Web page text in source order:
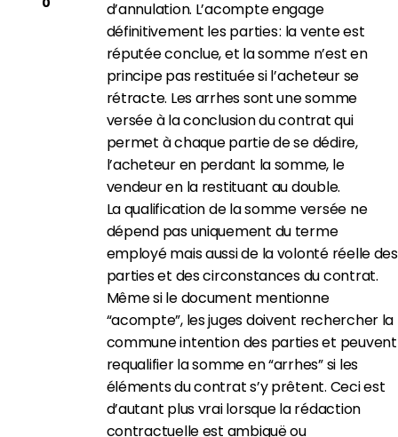
d’annulation. L’acompte engage
définitivement les parties : la vente est
réputée conclue, et la somme n’est en
principe pas restituée si l’acheteur se
rétracte. Les arrhes sont une somme
versée à la conclusion du contrat qui
permet à chaque partie de se dédire,
l’acheteur en perdant la somme, le
vendeur en la restituant au double.
La qualification de la somme versée ne
dépend pas uniquement du terme
employé mais aussi de la volonté réelle des
parties et des circonstances du contrat.
Même si le document mentionne
“acompte”, les juges doivent rechercher la
commune intention des parties et peuvent
requalifier la somme en “arrhes” si les
éléments du contrat s’y prêtent. Ceci est
d’autant plus vrai lorsque la rédaction
contractuelle est ambiguë ou